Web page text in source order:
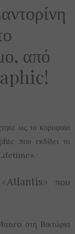
από
ως το κορυφαίο
που εκδίδει το
«Αtlantis» που
στη Βικτώρια